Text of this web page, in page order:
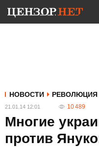
НОВОСТИ РЕВОЛЮЦИЯ
21.01.14 12:01 10 489
Многие
против